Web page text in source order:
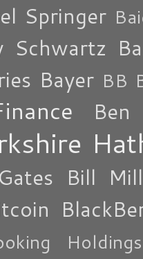
Springer
Schwartz
Bayer BB
Bill
Holdings